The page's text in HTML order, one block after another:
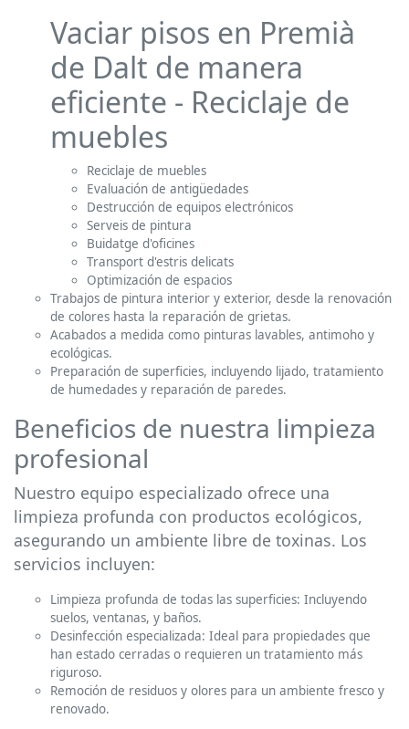
Vaciar pisos en Premià
de Dalt de manera
eficiente - Reciclaje de
muebles
Reciclaje de muebles
Evaluación de antigüedades
Destrucción de equipos electrónicos
Serveis de pintura
Buidatge d'oficines
Transport d'estris delicats
Optimización de espacios
Trabajos de pintura interior y exterior, desde la renovación
de colores hasta la reparación de grietas.
Acabados a medida como pinturas lavables, antimoho y
ecológicas.
Preparación de superficies, incluyendo lijado, tratamiento
de humedades y reparación de paredes.
Beneficios de nuestra limpieza
profesional
Nuestro equipo especializado ofrece una
limpieza profunda con productos ecológicos,
asegurando un ambiente libre de toxinas. Los
servicios incluyen:
Limpieza profunda de todas las superficies: Incluyendo
suelos, ventanas, y baños.
Desinfección especializada: Ideal para propiedades que
han estado cerradas o requieren un tratamiento más
riguroso.
Remoción de residuos y olores para un ambiente fresco y
renovado.